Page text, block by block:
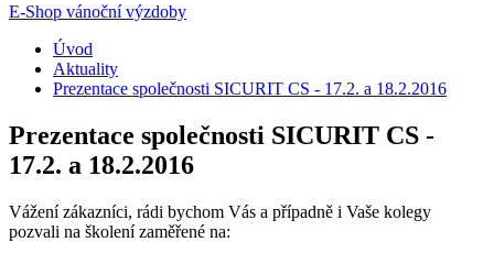
E-Shop vánoční výzdoby
Úvod
Aktuality
Prezentace společnosti SICURIT CS - 17.2. a 18.2.2016
Prezentace společnosti SICURIT CS -
17.2. a 18.2.2016
Vážení zákazníci, rádi bychom Vás a případně i Vaše kolegy
pozvali na školení zaměřené na: